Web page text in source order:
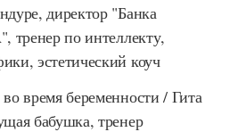
директор "Банка
тренер по интеллекту,
эстетический коуч
время беременности / Гита
бабушка, тренер